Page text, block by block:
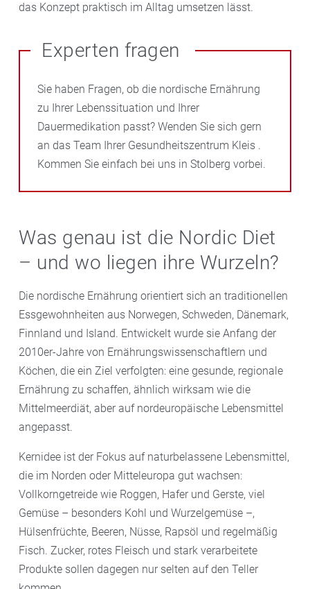
das Konzept praktisch im Alltag umsetzen lässt.
Experten fragen
Sie haben Fragen, ob die nordische Ernährung
zu Ihrer Lebenssituation und Ihrer
Dauermedikation passt? Wenden Sie sich gern
an das Team Ihrer Gesundheitszentrum Kleis .
Kommen Sie einfach bei uns in Stolberg vorbei.
Was genau ist die Nordic Diet
– und wo liegen ihre Wurzeln?
Die nordische Ernährung orientiert sich an traditionellen
Essgewohnheiten aus Norwegen, Schweden, Dänemark,
Finnland und Island. Entwickelt wurde sie Anfang der
2010er-Jahre von Ernährungswissenschaftlern und
Köchen, die ein Ziel verfolgten: eine gesunde, regionale
Ernährung zu schaffen, ähnlich wirksam wie die
Mittelmeerdiät, aber auf nordeuropäische Lebensmittel
angepasst.
Kernidee ist der Fokus auf naturbelassene Lebensmittel,
die im Norden oder Mitteleuropa gut wachsen:
Vollkorngetreide wie Roggen, Hafer und Gerste, viel
Gemüse – besonders Kohl und Wurzelgemüse –,
Hülsenfrüchte, Beeren, Nüsse, Rapsöl und regelmäßig
Fisch. Zucker, rotes Fleisch und stark verarbeitete
Produkte sollen dagegen nur selten auf den Teller